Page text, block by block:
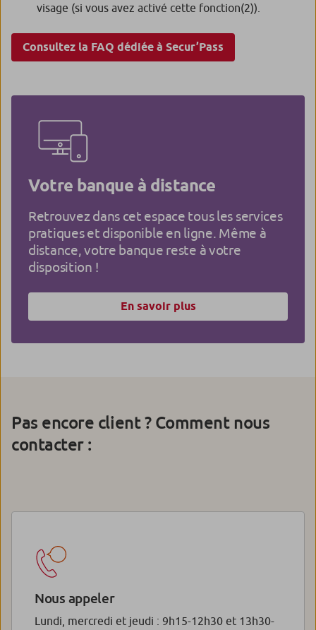
visage (si vous avez activé cette fonction(2)).
Consultez la FAQ dédiée à Secur’Pass
Votre banque à distance
Retrouvez dans cet espace tous les services
pratiques et disponible en ligne. Même à
distance, votre banque reste à votre
disposition !
En savoir plus
Pas encore client ? Comment nous
contacter :
Nous appeler
Lundi, mercredi et jeudi : 9h15-12h30 et 13h30-